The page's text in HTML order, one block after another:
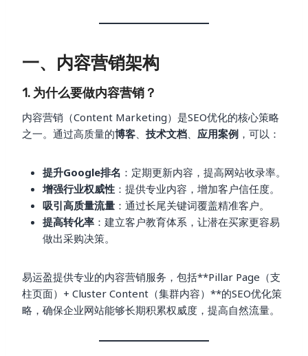
一、内容营销架构
1. 为什么要做内容营销？
内容营销（Content Marketing）是SEO优化的核心策略
之一。通过高质量的博客、 技术文档、 应用案例 ，可以：
提升Google排名 ：定期更新内容，提高网站收录率。
增强行业权威性 ：提供专业内容，增加客户信任度。
吸引高质量流量 ：通过长尾关键词覆盖精准客户。
提高转化率 ：建立客户教育体系，让潜在买家更容易
做出采购决策。
易运盈提供专业的内容营销服务，包括**Pillar Page（支
柱页面）+ Cluster Content（集群内容）**的SEO优化策
略，确保企业网站能够长期积累权威度，提高自然流量。